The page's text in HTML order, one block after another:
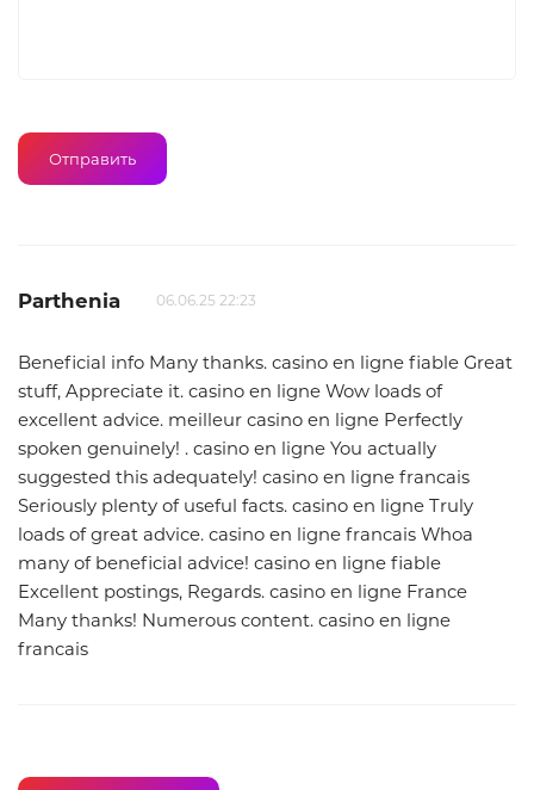
Parthenia 06.06.25 22:23
Beneficial info Many thanks. casino en ligne fiable Great
stuff, Appreciate it. casino en ligne Wow loads of
excellent advice. meilleur casino en ligne Perfectly
spoken genuinely! . casino en ligne You actually
suggested this adequately! casino en ligne francais
Seriously plenty of useful facts. casino en ligne Truly
loads of great advice. casino en ligne francais Whoa
many of beneficial advice! casino en ligne fiable
Excellent postings, Regards. casino en ligne France
Many thanks! Numerous content. casino en ligne
francais